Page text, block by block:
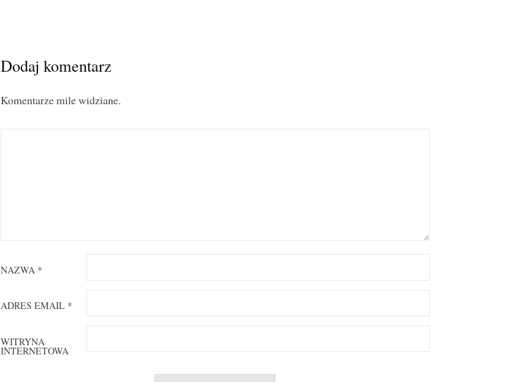
Dodaj komentarz
Komentarze mile widziane.
NAZWA *
ADRES EMAIL *
WITRYNA
INTERNETOWA